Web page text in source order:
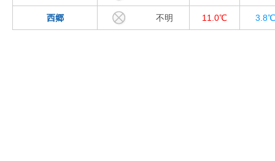
西郷 不明 11.0℃ 3.8℃